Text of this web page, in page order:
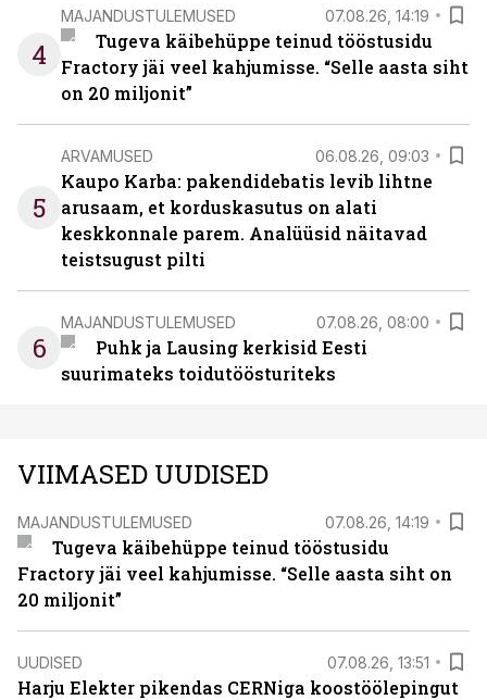
4
MAJANDUSTULEMUSED 07.08.26, 14:19
Tugeva käibehüppe teinud tööstusidu
Fractory jäi veel kahjumisse. “Selle aasta siht
on 20 miljonit”
5
ARVAMUSED 06.08.26, 09:03
Kaupo Karba: pakendidebatis levib lihtne
arusaam, et korduskasutus on alati
keskkonnale parem. Analüüsid näitavad
teistsugust pilti
6
MAJANDUSTULEMUSED 07.08.26, 08:00
Puhk ja Lausing kerkisid Eesti
suurimateks toidutöösturiteks
VIIMASED UUDISED
MAJANDUSTULEMUSED 07.08.26, 14:19
Tugeva käibehüppe teinud tööstusidu
Fractory jäi veel kahjumisse. “Selle aasta siht on
20 miljonit”
UUDISED 07.08.26, 13:51
Harju Elekter pikendas CERNiga koostöölepingut